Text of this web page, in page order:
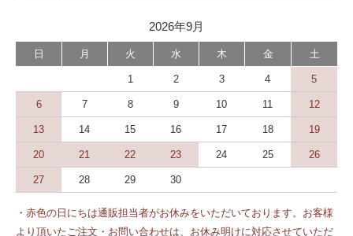
2026年9月
日 月 火 水 木 金 土
1 2 3 4 5
6 7 8 9 10 11 12
13 14 15 16 17 18 19
20 21 22 23 24 25 26
27 28 29 30
・赤色の日にちは通販担当者がお休みをいただいております。お客様
より頂いたご注文・お問い合わせは、お休み明けに対応させていただ